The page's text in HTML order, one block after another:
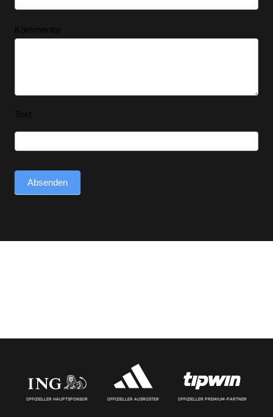
Kommentar
Text
Absenden
OFFIZIELLER HAUPTSPONSOR OFFIZIELLER AUSRÜSTER OFFIZIELLER PREMIUM-PARTNER